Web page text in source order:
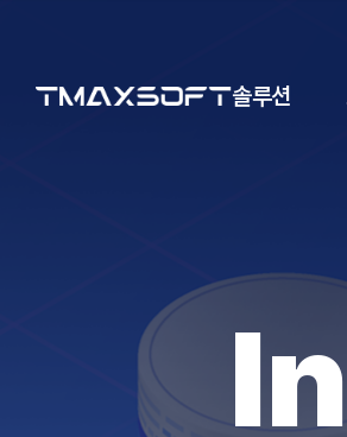
솔루션